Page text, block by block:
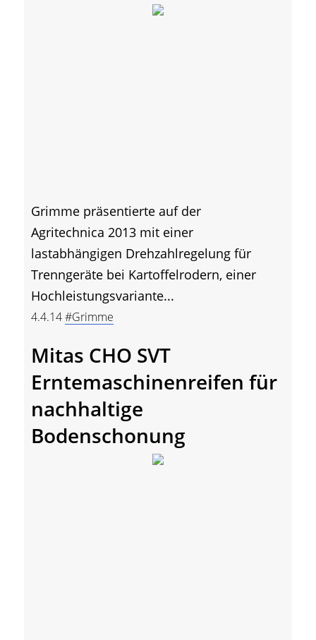
Grimme präsentierte auf der
Agritechnica 2013 mit einer
lastabhängigen Drehzahlregelung für
Trenngeräte bei Kartoffelrodern, einer
Hochleistungsvariante...
4.4.14#Grimme
Mitas CHO SVT
Erntemaschinenreifen für
nachhaltige
Bodenschonung